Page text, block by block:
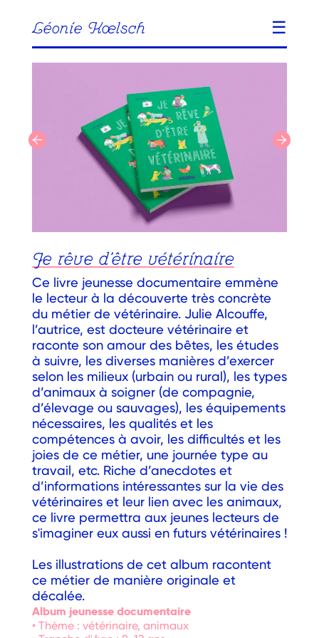
Léonie Kœlsch ☰
Je rêve d'être vétérinaire
Ce livre jeunesse documentaire emmène
le lecteur à la découverte très concrète
du métier de vétérinaire. Julie Alcouffe,
l’autrice, est docteure vétérinaire et
raconte son amour des bêtes, les études
à suivre, les diverses manières d’exercer
selon les milieux (urbain ou rural), les types
d’animaux à soigner (de compagnie,
d’élevage ou sauvages), les équipements
nécessaires, les qualités et les
compétences à avoir, les difficultés et les
joies de ce métier, une journée type au
travail, etc. Riche d’anecdotes et
d’informations intéressantes sur la vie des
vétérinaires et leur lien avec les animaux,
ce livre permettra aux jeunes lecteurs de
s'imaginer eux aussi en futurs vétérinaires !
Les illustrations de cet album racontent
ce métier de manière originale et
décalée.
Album jeunesse documentaire
• Thème : vétérinaire, animaux